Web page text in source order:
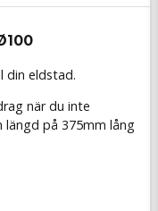
din eldstad.
när du inte
längd på 375mm lång